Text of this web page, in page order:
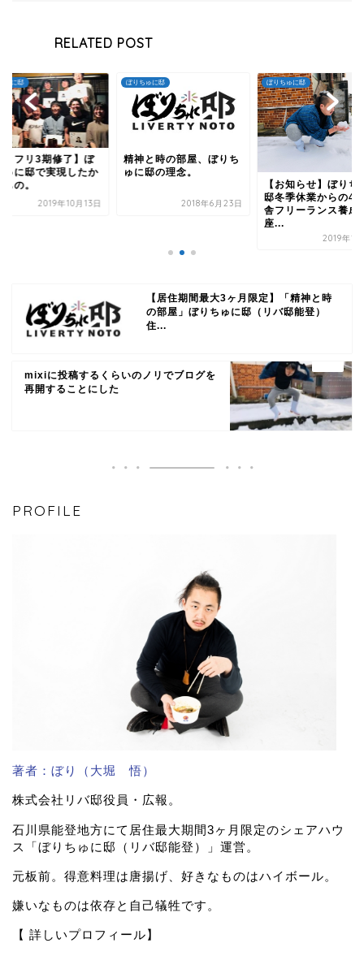
RELATED POST
ゅに邸
とフリ3期修了】ぼ
ゅに邸で実現したか
の。
2019年10月13日
ぼりちゅに邸
精神と時の部屋、ぼりち
ゅに邸の理念。
2018年6月23日
ぼりちゅに邸
【お知らせ】ぼりち
邸冬季休業からの4
舎フリーランス養成
座...
2019年1
【居住期間最大3ヶ月限定】「精神と時
の部屋」ぼりちゅに邸（リバ邸能登）
住...
mixiに投稿するくらいのノリでブログを
再開することにした
PROFILE
著者：ぼり（大堀 悟）
株式会社リバ邸役員・広報。
石川県能登地方にて居住最大期間3ヶ月限定のシェアハウ
ス「ぼりちゅに邸（リバ邸能登）」運営。
元板前。得意料理は唐揚げ、好きなものはハイボール。
嫌いなものは依存と自己犠牲です。
【 詳しいプロフィール】